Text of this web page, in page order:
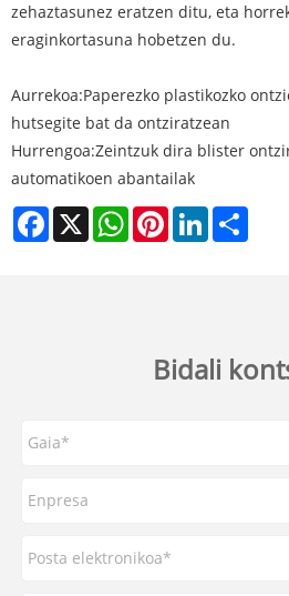
zehaztasunez eratzen ditu, eta
eraginkortasuna hobetzen du.
Aurrekoa:Paperezko plastikozko
hutsegite bat da ontziratzean
Hurrengoa:Zeintzuk dira blister
automatikoen abantailak
Facebook
X WhatsAppPinterestLinkedIn
Bidali